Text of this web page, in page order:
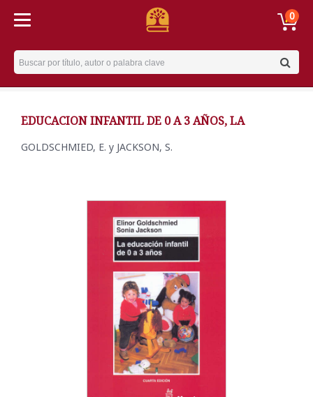
0
Username
EDUCACION INFANTIL DE 0 A 3 AÑOS, LA
GOLDSCHMIED, E. y JACKSON, S.